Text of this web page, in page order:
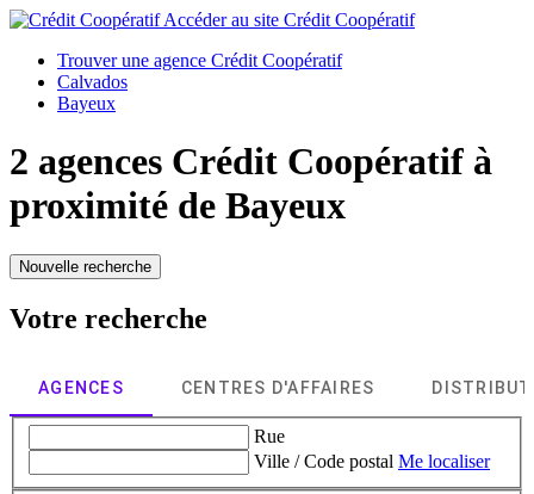
Accéder au site Crédit Coopératif
Trouver une agence Crédit Coopératif
Calvados
Bayeux
2 agences Crédit Coopératif à
proximité de Bayeux
Nouvelle recherche
Votre recherche
AGENCES CENTRES D'AFFAIRES
Rue
Ville / Code postal Me localiser